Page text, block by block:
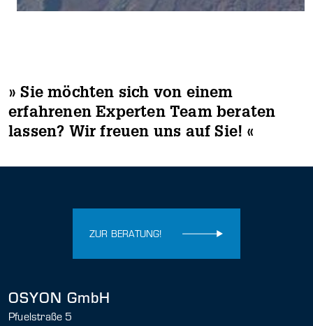
» Sie möchten sich von einem
erfahrenen Experten Team beraten
lassen? Wir freuen uns auf Sie! «
ZUR BERATUNG!
OSYON GmbH
Pfuelstraße 5